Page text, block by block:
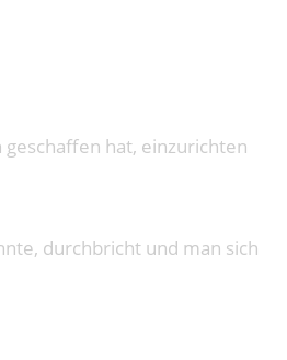
geschaffen hat, einzurichten
durchbricht und man sich